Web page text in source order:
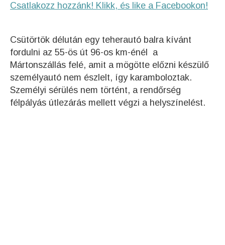
Csatlakozz hozzánk! Klikk, és like a Facebookon!
Csütörtök délután egy teherautó balra kívánt
fordulni az 55-ös út 96-os km-énél a
Mártonszállás felé, amit a mögötte előzni készülő
személyautó nem észlelt, így karamboloztak.
Személyi sérülés nem történt, a rendőrség
félpályás útlezárás mellett végzi a helyszínelést.